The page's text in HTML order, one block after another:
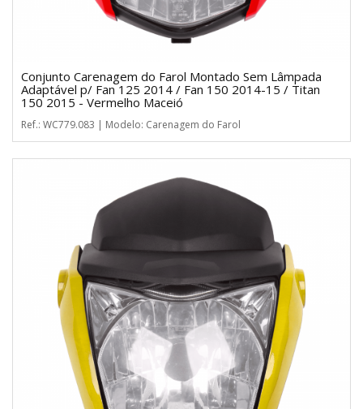
Conjunto Carenagem do Farol Montado Sem Lâmpada
Adaptável p/ Fan 125 2014 / Fan 150 2014-15 / Titan
150 2015 - Vermelho Maceió
Ref.: WC779.083 | Modelo: Carenagem do Farol